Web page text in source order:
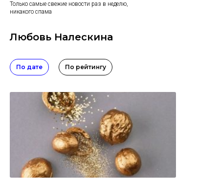
Только самые свежие новости раз в неделю,
никакого спама
Любовь Налескина
По дате По рейтингу